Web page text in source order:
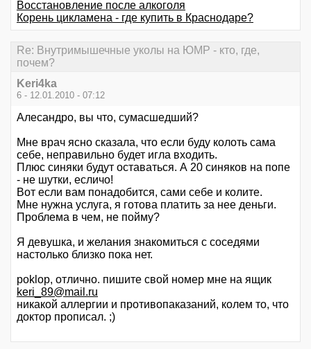
Восстановление после алкоголя
Корень цикламена - где купить в Краснодаре?
Re: Внутримышечные уколы на ЮМР - кто, где,
почем?
Keri4ka
6 - 12.01.2010 - 07:12
Алесандро, вы что, сумасшедший?
Мне врач ясно сказала, что если буду колоть сама
себе, неправильно будет игла входить.
Плюс синяки будут оставаться. А 20 синяков на попе
- не шутки, есличо!
Вот если вам понадобится, сами себе и колите.
Мне нужна услуга, я готова платить за нее деньги.
Проблема в чем, не пойму?
Я девушка, и желания знакомиться с соседями
настолько близко пока нет.
poklop, отлично. пишите свой номер мне на ящик
keri_89@mail.ru
никакой аллергии и противопаказаний, колем то, что
доктор прописал. ;)